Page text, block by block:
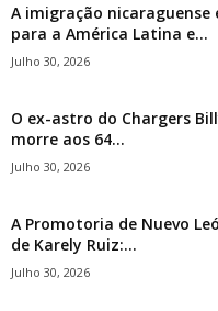
A imigração nicaraguense
para a América Latina e...
Julho 30, 2026
O ex-astro do Chargers
morre aos 64...
Julho 30, 2026
A Promotoria de Nuevo
de Karely Ruiz:...
Julho 30, 2026